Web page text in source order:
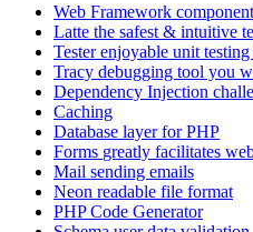
Web Framework
Latte the safest & intuitive
Testerenjoyable unit
Tracy debugging tool you
Dependency Injection
Caching
Database layer for PHP
Forms greatly facilitates
Mail sending emails
Neon readable file format
PHP Code Generator